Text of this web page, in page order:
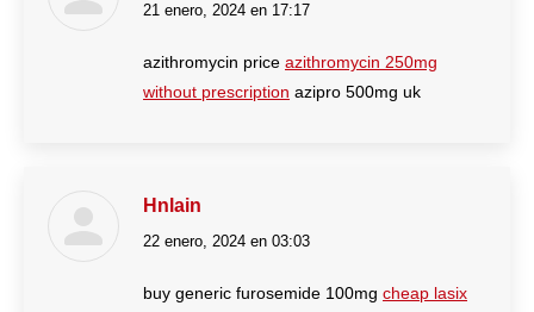
dice:
21 enero, 2024 en 17:17
azithromycin price azithromycin 250mg
without prescription azipro 500mg uk
Hnlain
dice:
22 enero, 2024 en 03:03
buy generic furosemide 100mg cheap lasix